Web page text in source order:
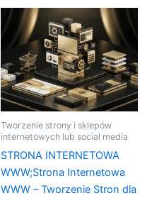
Tworzenie strony i sklepów
internetowych lub social media
STRONA INTERNETOWA
WWW;Strona Internetowa
WWW – Tworzenie Stron dla